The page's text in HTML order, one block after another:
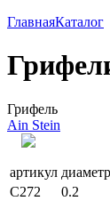
ГлавнаяКаталог
Грифель
Ain Stein
артикул
C272
0.2